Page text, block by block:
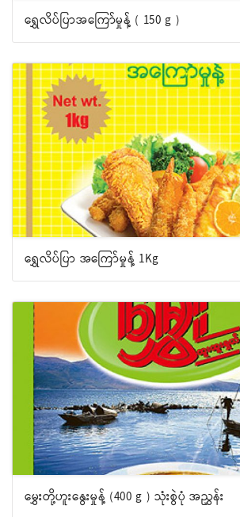
ရွှေလိပ်ပြာအကြော်မှုန့် ( 150 g )
ရွှေလိပ်ပြာ အကြော်မှုန့် 1Kg
မွှေးတို့ဟူးနွေးမှုန့် (400 g ) သုံးစွဲပုံ အညွှန်း